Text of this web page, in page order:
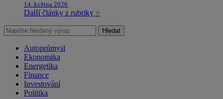
14. května 2026
Další články z rubriky >
Hledat
Autoprůmysl
Ekonomika
Energetika
Finance
Investování
Politika